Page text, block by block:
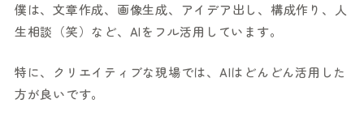
僕は、文章作成、画像生成、アイデア出し、構成作り、人
生相談（笑）など、AIをフル活用しています。
特に、クリエイティブな現場では、AIはどんどん活用した
方が良いです。